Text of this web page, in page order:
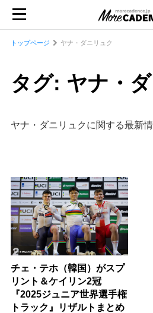
トップページ ヤナ・ダニリュク
タグ: ヤナ・
ヤナ・ダニリュクに関する最新
チェ・テホ（韓国）がスプ
リント＆ケイリン2冠
『2025ジュニア世界選手権
トラック』リザルトまとめ